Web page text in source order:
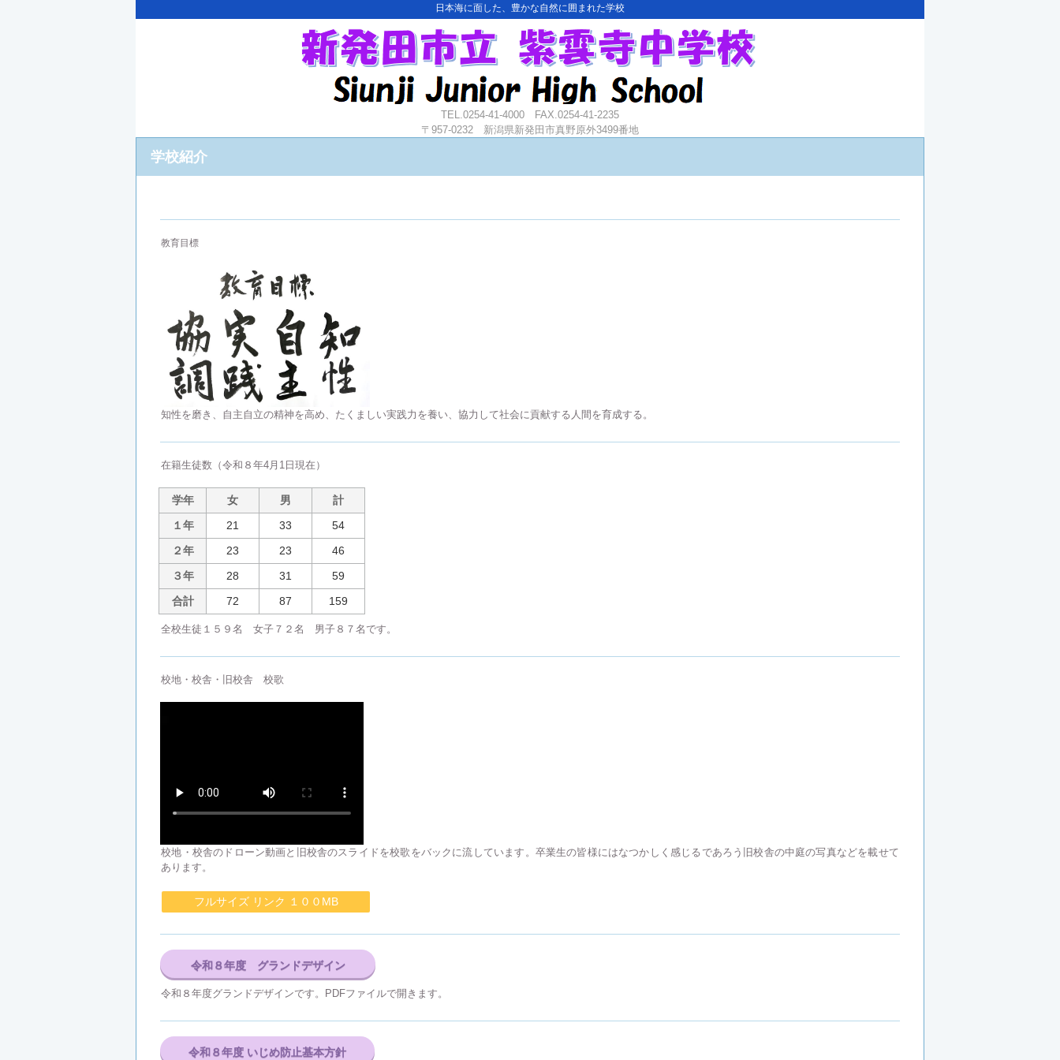
日本海に面した、豊かな自然に囲まれた学校
TEL.0254-41-4000 FAX.0254-41-2235
〒957-0232 新潟県新発田市真野原外3499番地
学校紹介
教育目標
知性を磨き、自主自立の精神を高め、たくましい実践力を養い、協力して社会に貢献する人間を育成する。
在籍生徒数（令和８年4月1日現在）
学年 女 男
計
１年
21 33
54
２年
23 23
46
３年
28 31
59
合計
72 87 159
全校生徒１５９名 女子７２名 男子８７名です。
校地・校舎・旧校舎 校歌
校地・校舎のドローン動画と旧校舎のスライドを校歌をバックに流しています。卒業生の皆様にはなつかしく感じるであろう旧校舎の中庭の写真などを載せて
あります。
フルサイズ リンク １００MB
令和８年度 グランドデザイン
令和８年度グランドデザインです。PDFファイルで開きます。
令和８年度 いじめ防止基本方針